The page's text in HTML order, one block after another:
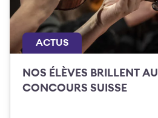
ACTUS
NOS ÉLÈVES BRILLENT AU
CONCOURS SUISSE